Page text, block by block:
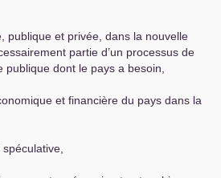
publique et privée, dans la nouvelle
partie d’un processus de
dont le pays a besoin,
et financière du pays dans la